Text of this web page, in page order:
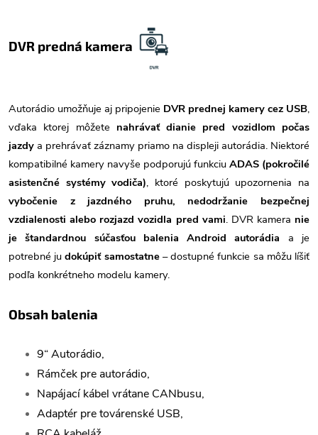
DVR predná kamera
Autorádio umožňuje aj pripojenie DVR prednej kamery cez USB,
vďaka ktorej môžete nahrávať dianie pred vozidlom počas
jazdy a prehrávať záznamy priamo na displeji autorádia. Niektoré
kompatibilné kamery navyše podporujú funkciu ADAS (pokročilé
asistenčné systémy vodiča), ktoré poskytujú upozornenia na
vybočenie z jazdného pruhu, nedodržanie bezpečnej
vzdialenosti alebo rozjazd vozidla pred vami. DVR kamera nie
je štandardnou súčasťou balenia Android autorádia a je
potrebné judokúpiť samostatne– dostupné funkcie sa môžu líšiť
podľa konkrétneho modelu kamery.
Obsah balenia
9“ Autorádio,
Rámček pre autorádio,
Napájací kábel vrátane CANbusu,
Adaptér pre továrenské USB,